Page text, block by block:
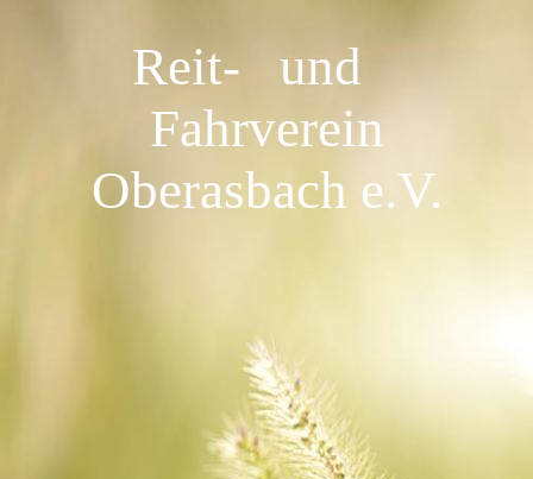
Reit- und
Fahrverein
Oberasbach e.V.